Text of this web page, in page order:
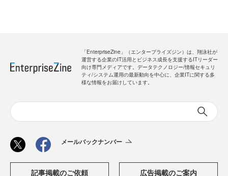
「EnterpriseZine」（エンタープライズジン）は、翔泳社が
運営する企業のIT活用とビジネス成長を支援するITリーダー
向け専門メディアです。データテクノロジー/情報セキュリ
ティ/システム運用の最新動向を中心に、企業ITに関する多
様な情報をお届けしています。
メールバックナンバー
記事掲載のご依頼 広告掲載のご案内